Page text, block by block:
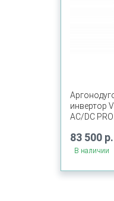
инвертор
AC/DC PRO
83 500 р.
В наличии